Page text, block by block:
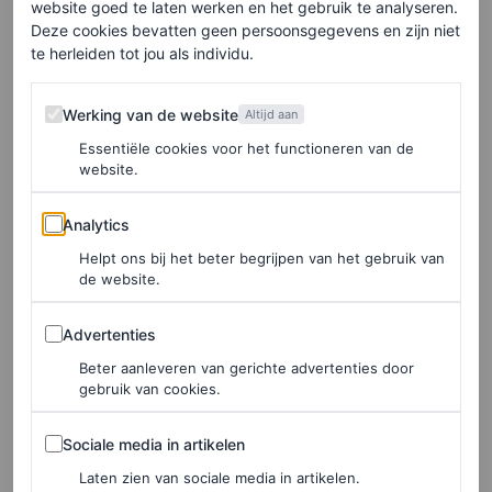
dacht ik: stemmen is cool. Dat is precies wat ik samen
met Linda wilde laten zien. Het is cool om je stem te
gebruiken in een wereld die steeds probeert te bepalen
wie je moet zijn. Fundamentele mensenrechten staan
onder druk en de verdeeldheid lijkt toe te nemen. Juist
dan moeten we opkomen voor gelijkheid, vrijheid en
elkaar.”
De boodschap is helder: mode kan inspireren, verbinden
Ga stemmen. Gebruik je stem. Go vote.
Come on, vote! Lees dit voordat je stemt tijdens de
Tweede Kamerverkiezingen 2025
website goed te laten werken en het gebruik te analyseren.
Deze cookies bevatten geen persoonsgegevens en zijn niet
te herleiden tot jou als individu.
Werking van de website
Werking van de website Altijd aan
Essentiële cookies voor het functioneren van de
website.
Analytics
Analytics
Helpt ons bij het beter begrijpen van het gebruik van
de website.
Advertenties
Advertenties
Beter aanleveren van gerichte advertenties door
gebruik van cookies.
Sociale media in artikelen
Sociale media in artikelen
Laten zien van sociale media in artikelen.